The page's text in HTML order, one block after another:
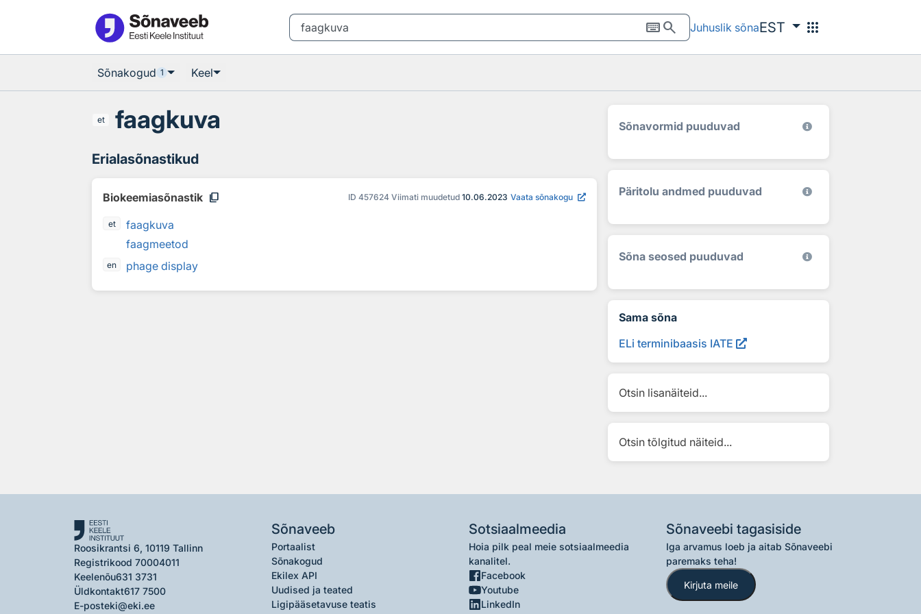
keyboardsearch Juhuslik sõnaEST apps
Sõnakogud 1 Keel
et faagkuva
Erialasõnastikud
Biokeemiasõnastik content_copy ID 457624 Viimati muudetud 10.06.2023 Vaata sõnakogu
et
faagkuva
faagmeetod
en phage display
Sõnavormid puuduvad
Päritolu andmed puuduvad
Sõna seosed puuduvad
Sama sõna
ELi terminibaasis IATE
Otsin lisanäiteid...
Otsin tõlgitud näiteid...
Roosikrantsi 6, 10119 Tallinn
Registrikood 70004011
Keelenõu631 3731
Üldkontakt617 7500
E-posteki@eki.ee
Sõnaveeb
Portaalist
Sõnakogud
Ekilex API
Uudised ja teated
Ligipääsetavuse teatis
Sotsiaalmeedia
Hoia pilk peal meie sotsiaalmeedia
kanalitel.
Facebook
Youtube
LinkedIn
Sõnaveebi tagasiside
Iga arvamus loeb ja aitab Sõnaveebi
paremaks teha!
Kirjuta meile